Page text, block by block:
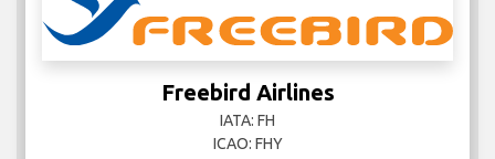
Freebird Airlines
IATA: FH
ICAO: FHY